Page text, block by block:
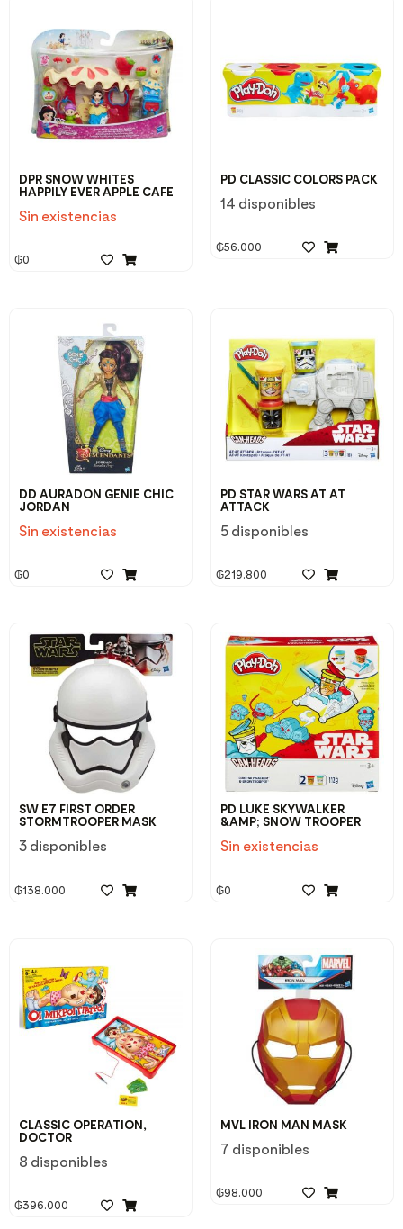
DPR SNOW WHITES
HAPPILY EVER APPLE CAFE
Sin existencias
₲0
PD CLASSIC COLORS PACK
14 disponibles
₲56.000
DD AURADON GENIE CHIC
JORDAN
Sin existencias
₲0
PD STAR WARS AT AT
ATTACK
5 disponibles
₲219.800
SW E7 FIRST ORDER
STORMTROOPER MASK
3 disponibles
₲138.000
PD LUKE SKYWALKER
&AMP; SNOW TROOPER
Sin existencias
₲0
CLASSIC OPERATION,
DOCTOR
8 disponibles
₲396.000
MVL IRON MAN MASK
7 disponibles
₲98.000